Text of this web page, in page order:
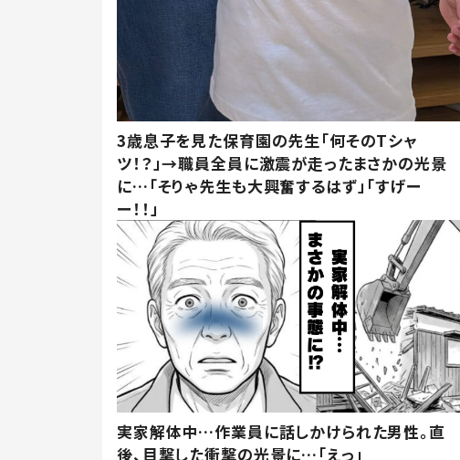
3歳息子を見た保育園の先生「何そのTシャ
ツ！？」→職員全員に激震が走ったまさかの光景
に…「そりゃ先生も大興奮するはず」「すげー
ー！！」
実家解体中…作業員に話しかけられた男性。直
後、目撃した衝撃の光景に…「えっ」